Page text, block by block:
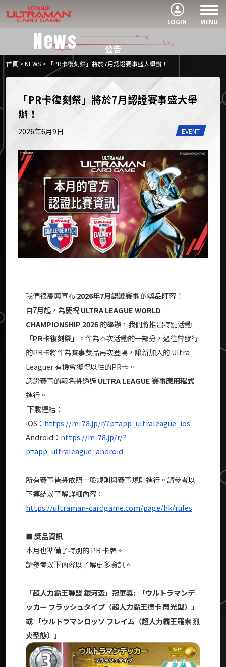
MENU
LOGIN
News 公告
首頁 >NEWS> 「PR卡復刻祭」將於7月認證賽事盛大舉辦！
「PR卡復刻祭」將於7月認證賽事盛大舉
辦！
2026年6月9日 EVENT
我們很高興宣布2026年7月認證賽事的獎品陣容！
自7月起，為慶祝ULTRA LEAGUE WORLD
CHAMPIONSHIP 2026的舉辦，我們將推出特別活動
「PR卡復刻祭」
。作為本次活動的一部分，過往曾發行
的PR卡將作為賽事獎品再次登場，讓新加入的 Ultra
Leaguer 有機會獲得以往的PR卡。
認證賽事的報名將透過 ULTRA LEAGUE 賽事應用程式
進行。
下載連結：
iOS： https://m-78.jp/r/?p=app_ultraleague_ios
Android： https://m-78.jp/r/?
p=app_ultraleague_android
所有賽事皆將依照一般規則與賽事規則進行。請參考以
下連結以了解詳細內容：
https://ultraman-cardgame.com/page/hk/rules
■ 獎品資訊
本月也準備了特別的 PR 卡牌。
請參考以下內容以了解更多資訊。
「超人力霸王聯盟 銀河盃」冠軍獎:
「ウルトラマンデ
ッカー フラッシュタイプ（超人力霸王德卡 閃光型）」
或 「ウルトラマンロッソ フレイム（超人力霸王羅索 烈
火型態）」